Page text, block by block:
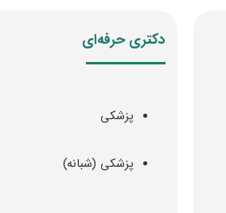
دکتری حرفه‌ای
پزشکی
پزشکی (شبانه)